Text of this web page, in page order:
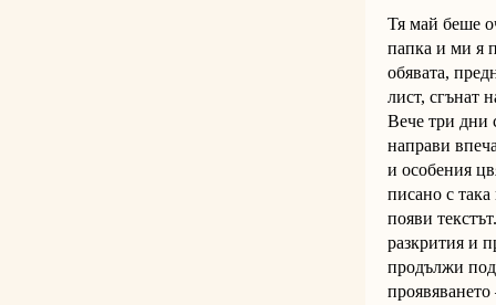
Тя май беше
папка и ми я
обявата,
лист, сгънат
Вече три дни
направи
и особения
писано с
появи
разкрития и
продължи
проявяването